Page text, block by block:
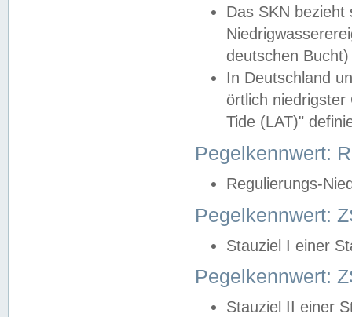
Das SKN
deutschen
In Deutschland
örtlich
Tide (LAT)"
Pegelkennwert:
Regulierungs-
Pegelkennwert:
Stauziel I einer
Pegelkennwert:
Stauziel II einer